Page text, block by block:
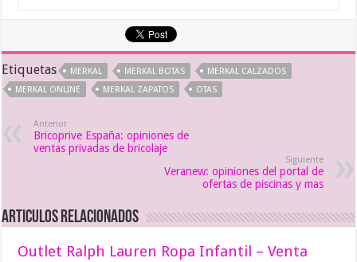
Etiquetas MERKAL MERKAL BOTAS
MERKAL CALZADOS
MERKAL ONLINE
MERKAL ZAPATOS OTAS
Anterior
Bricoprive España: opiniones de
ventas privadas de bricolaje
Siguiente
Veranew: opiniones del portal de
ofertas de piscinas y mas
Articulos relacionados
Outlet Ralph Lauren Ropa Infantil – Venta